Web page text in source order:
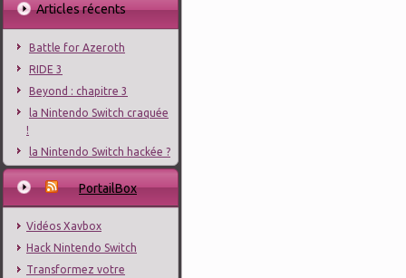
Articles récents
Battle for Azeroth
RIDE 3
Beyond : chapitre 3
la Nintendo Switch craquée
!
la Nintendo Switch hackée ?
PortailBox
Vidéos Xavbox
Hack Nintendo Switch
Transformez votre